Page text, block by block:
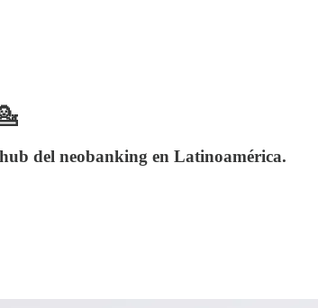
del neobanking en Latinoamérica.